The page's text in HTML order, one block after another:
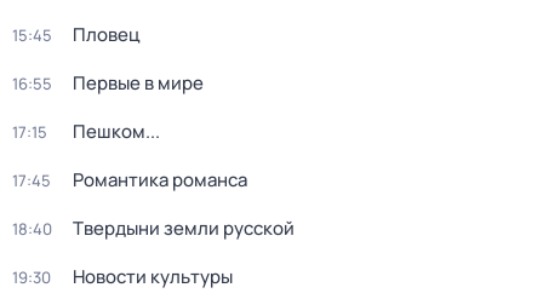
15:45 Пловец
16:55 Первые в мире
17:15 Пешком...
17:45 Романтика романса
18:40 Твердыни земли русской
19:30 Новости культуры